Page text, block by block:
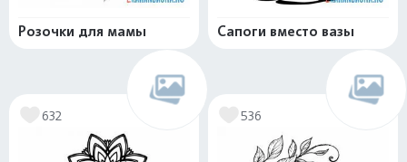
Розочки для мамы Сапоги вместо вазы
632 536